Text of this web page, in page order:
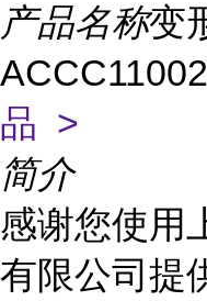
产品名称变
品 >
简介
感谢您使用
有限公司提